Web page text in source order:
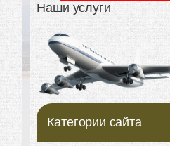
Наши услуги
Категории сайта